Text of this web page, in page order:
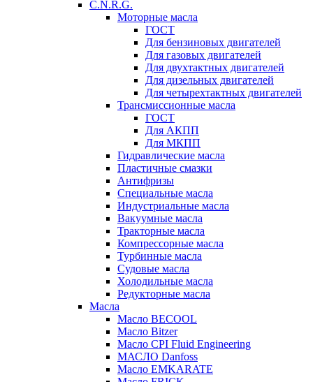
C.N.R.G.
Моторные масла
ГОСТ
Для бензиновых двигателей
Для газовых двигателей
Для двухтактных двигателей
Для дизельных двигателей
Для четырехтактных двигателей
Трансмиссионные масла
ГОСТ
Для АКПП
Для МКПП
Гидравлические масла
Пластичные смазки
Антифризы
Специальные масла
Индустриальные масла
Вакуумные масла
Тракторные масла
Компрессорные масла
Турбинные масла
Судовые масла
Холодильные масла
Редукторные масла
Масла
Масло BECOOL
Масло Bitzer
Масло CPI Fluid Engineering
МАСЛО Danfoss
Масло EMKARATE